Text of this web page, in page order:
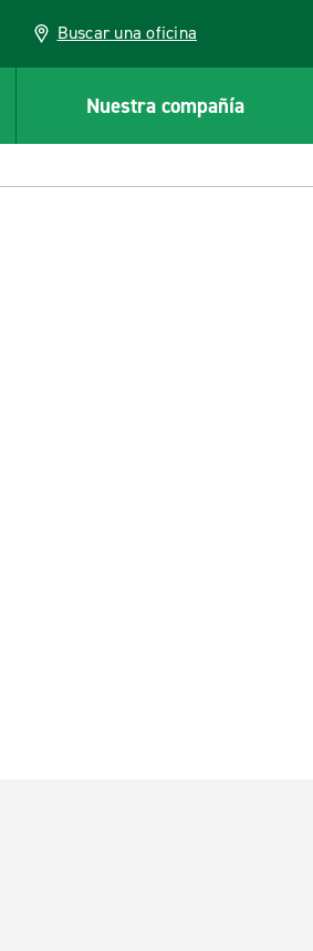
Buscar una oficina
Nuestra compañía